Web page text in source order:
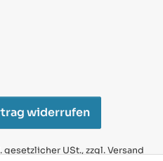
widerrufen
gesetzlicher USt., zzgl.Versand